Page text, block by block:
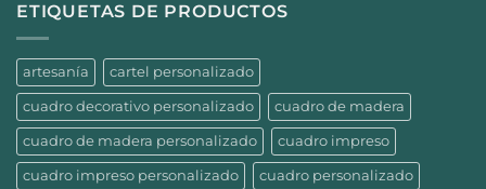
ETIQUETAS DE PRODUCTOS
artesanía cartel personalizado
cuadro decorativo personalizado cuadro de madera
cuadro de madera personalizado cuadro impreso
cuadro impreso personalizado cuadro personalizado